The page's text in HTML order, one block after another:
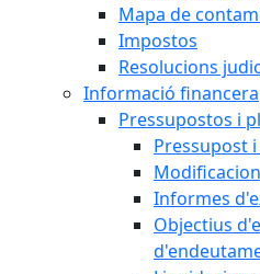
Mapa de
Impostos
Resolucions
Informació financera
Pressupostos i
Pressupost
Informes
Objectius